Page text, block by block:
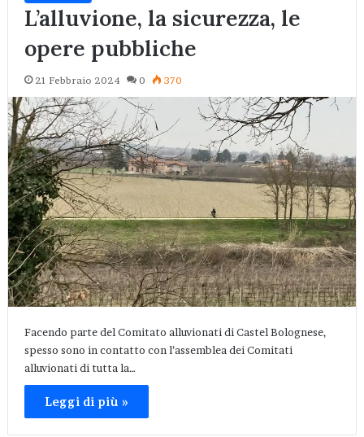
L’alluvione, la sicurezza, le
opere pubbliche
21 Febbraio 2024 0 370
Facendo parte del Comitato alluvionati di Castel Bolognese,
spesso sono in contatto con l’assemblea dei Comitati
alluvionati di tutta la…
Leggi di più »